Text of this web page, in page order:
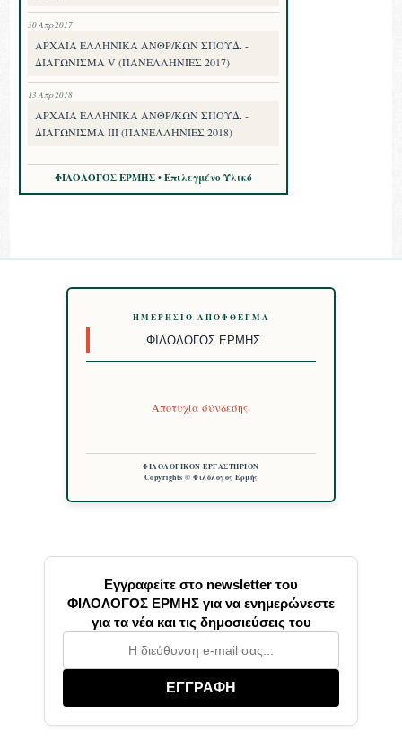
30 Απρ 2017
ΑΡΧΑΙΑ ΕΛΛΗΝΙΚΑ ΑΝΘΡ/ΚΩΝ ΣΠΟΥΔ. -
ΔΙΑΓΩΝΙΣΜΑ V (ΠΑΝΕΛΛΗΝΙΕΣ 2017)
13 Απρ 2018
ΑΡΧΑΙΑ ΕΛΛΗΝΙΚΑ ΑΝΘΡ/ΚΩΝ ΣΠΟΥΔ. -
ΔΙΑΓΩΝΙΣΜΑ III (ΠΑΝΕΛΛΗΝΙΕΣ 2018)
ΦΙΛΟΛΟΓΟΣ ΕΡΜΗΣ • Επιλεγμένο Υλικό
ΗΜΕΡΉΣΙΟ ΑΠΌΦΘΕΓΜΑ
ΦΙΛΌΛΟΓΟΣ ΕΡΜΉΣ
Αποτυχία σύνδεσης.
ΦΙΛΟΛΟΓΙΚΟΝ ΕΡΓΑΣΤΗΡΙΟΝ
Copyrights © Φιλόλογος Ερμής
Εγγραφείτε στο newsletter του
ΦΙΛΟΛΟΓΟΣ ΕΡΜΗΣ για να ενημερώνεστε
για τα νέα και τις δημοσιεύσεις του
ΕΓΓΡΑΦΗ